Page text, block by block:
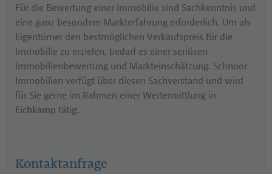
Für die Bewertung einer Immobilie sind Sachkenntnis und
eine ganz besondere Markterfahrung erforderlich. Um als
Eigentümer den bestmöglichen Verkaufspreis für die
Immobilie zu erzielen, bedarf es einer seriösen
Immobilienbewertung und Markteinschätzung. Schnoor
Immobilien verfügt über diesen Sachverstand und wird
für Sie gerne im Rahmen einer Wertermittlung in
Eichkamp tätig.
Kontaktanfrage